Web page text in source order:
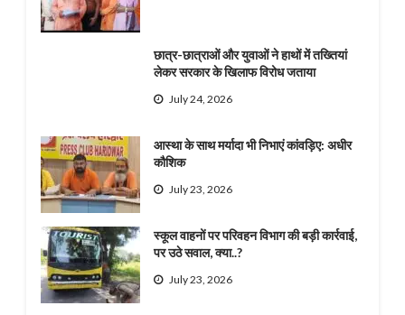
छात्र-छात्राओं और युवाओं ने हाथों में तख्तियां
लेकर सरकार के खिलाफ विरोध जताया
July 24, 2026
आस्था के साथ मर्यादा भी निभाएं कांवड़िए: अधीर
कौशिक
July 23, 2026
स्कूल वाहनों पर परिवहन विभाग की बड़ी कार्रवाई,
पर उठे सवाल, क्या..?
July 23, 2026